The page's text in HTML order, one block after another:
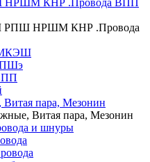
КНР .Провода ВПП
РПШ НРШМ КНР .Провода
пара, Мезонин
Витая пара, Мезонин
и шнуры